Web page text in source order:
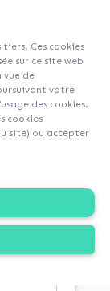
Ces cookies
sur ce site web
vue de
votre
des cookies.
cookies
site) ou accepter